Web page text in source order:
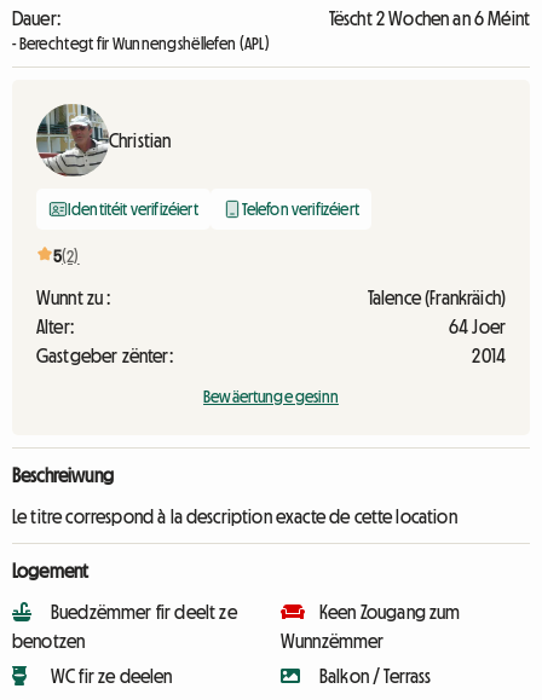
Dauer:
Tëscht 2 Wochen an 6 Méint
- Berechtegt fir Wunnengshëllefen (APL)
Christian
Identitéit verifizéiert Telefon verifizéiert
5(2)
Wunnt zu :
Talence (Frankräich)
Alter:
64 Joer
Gastgeber zënter:
2014
Bewäertunge gesinn
Beschreiwung
Le titre correspond à la description exacte de cette location
Logement
Buedzëmmer fir deelt ze
benotzen
WC fir ze deelen
Keen Zougang zum
Wunnzëmmer
Balkon / Terrass